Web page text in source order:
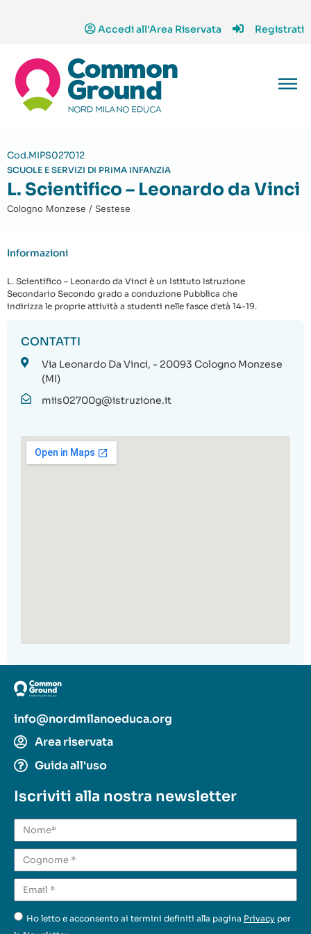
Accedi all'Area Riservata Registrati
Cod.MIPS027012
SCUOLE E SERVIZI DI PRIMA INFANZIA
L. Scientifico – Leonardo da Vinci
Cologno Monzese / Sestese
Informazioni
L. Scientifico – Leonardo da Vinci è un Istituto Istruzione
Secondario Secondo grado a conduzione Pubblica che
indirizza le proprie attività a studenti nelle fasce d'età 14-19.
CONTATTI
Via Leonardo Da Vinci, - 20093 Cologno Monzese
(MI)
miis02700g@istruzione.it
info@nordmilanoeduca.org
Area riservata
Guida all'uso
Iscriviti alla nostra newsletter
Ho letto e acconsento ai termini definiti alla pagina Privacy per